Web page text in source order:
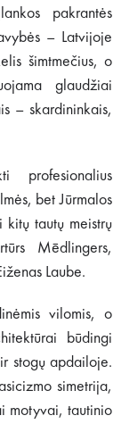
pakrantės
– Latvijoje
šimtmečius, o
glaudžiai
– skardininkais,
profesionalius
bet Jūrmalos
kitų tautų meistrų
Mēdlingers,
Laube.
vilomis, o
būdingi
stogų apdailoje.
simetrija,
motyvai, tautinio